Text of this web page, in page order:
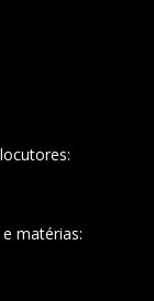
matérias: